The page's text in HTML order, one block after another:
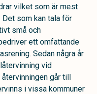
vilket som är mest
som kan tala för
små och
ett omfattande
Sedan några år
vid
går till
i vissa kommuner